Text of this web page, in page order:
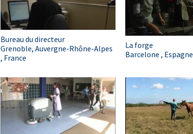
Bureau du directeur
Grenoble, Auvergne-Rhône-Alpes
, France
La forge
Barcelone , Espagne